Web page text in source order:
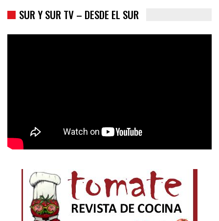
SUR Y SUR TV – DESDE EL SUR